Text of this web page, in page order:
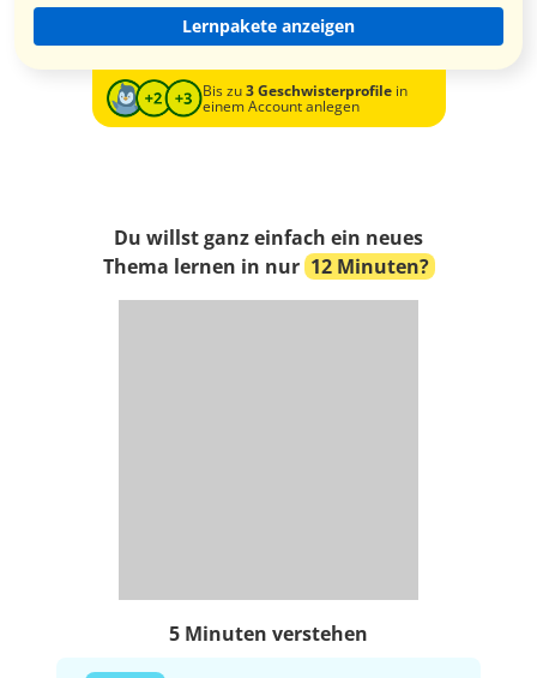
Lernpakete anzeigen
Bis zu3 Geschwisterprofilein
einem Account anlegen
Du willst ganz einfach ein neues
Thema lernen in nur 12 Minuten?
5 Minuten verstehen